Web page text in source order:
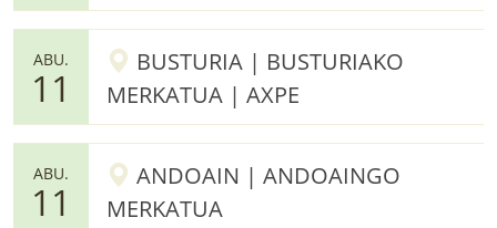
ABU.
11
BUSTURIA | BUSTURIAKO
MERKATUA | AXPE
ABU.
11
ANDOAIN | ANDOAINGO
MERKATUA